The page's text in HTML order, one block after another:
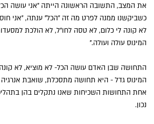
את המצב, התשובה הראשונה הייתה "אני עושה
כשביקשנו ממנה לפרט מה זה "הכל" ענתה, "אני
לא קונה לי כלום, לא טסה לחו"ל, לא הולכת
המינוס עולה ועולה."
התחושה שבן האדם עושה הכל- לא מוציא, לא קונה
המינוס גדל - היא תחושה מתסכלת, שואבת אנרגיה
אחת התחושות השכיחות שאנו נתקלים בהן בתהליכי
נכון.